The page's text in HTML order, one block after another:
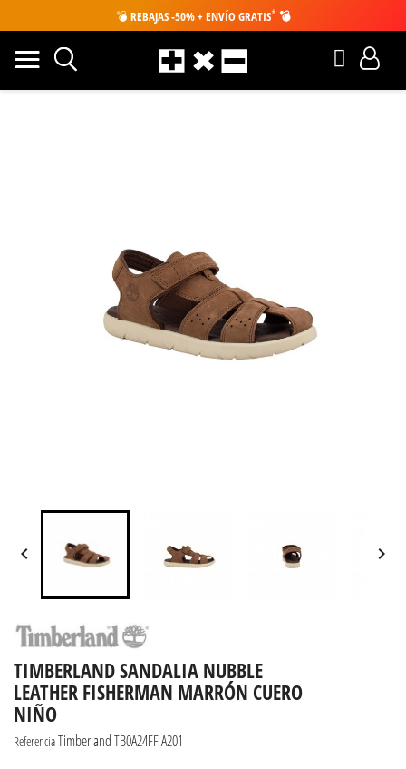
💣 REBAJAS -50% + ENVÍO GRATIS* 💣
 
TIMBERLAND SANDALIA NUBBLE
LEATHER FISHERMAN MARRÓN CUERO
NIÑO
ReferenciaTimberland TB0A24FF A201